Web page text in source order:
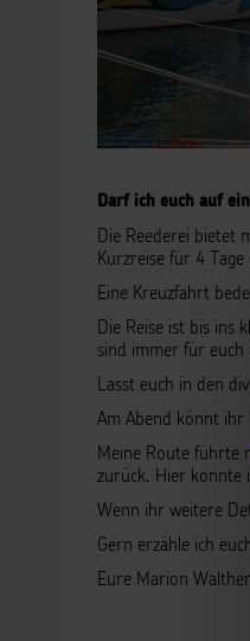
Darf ich euch auf
Die Reederei bietet
Kurzreise für 4
Eine Kreuzfahrt
Die Reise ist bis ins
sind immer für euch
Lasst euch in den
Am Abend könnt ihr
Meine Route führte
zurück. Hier konnte
Wenn ihr weitere
Gern erzähle ich
Eure Marion